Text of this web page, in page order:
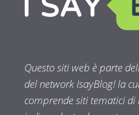
Questo siti web è parte
del network IsayBlog! la
comprende siti tematici